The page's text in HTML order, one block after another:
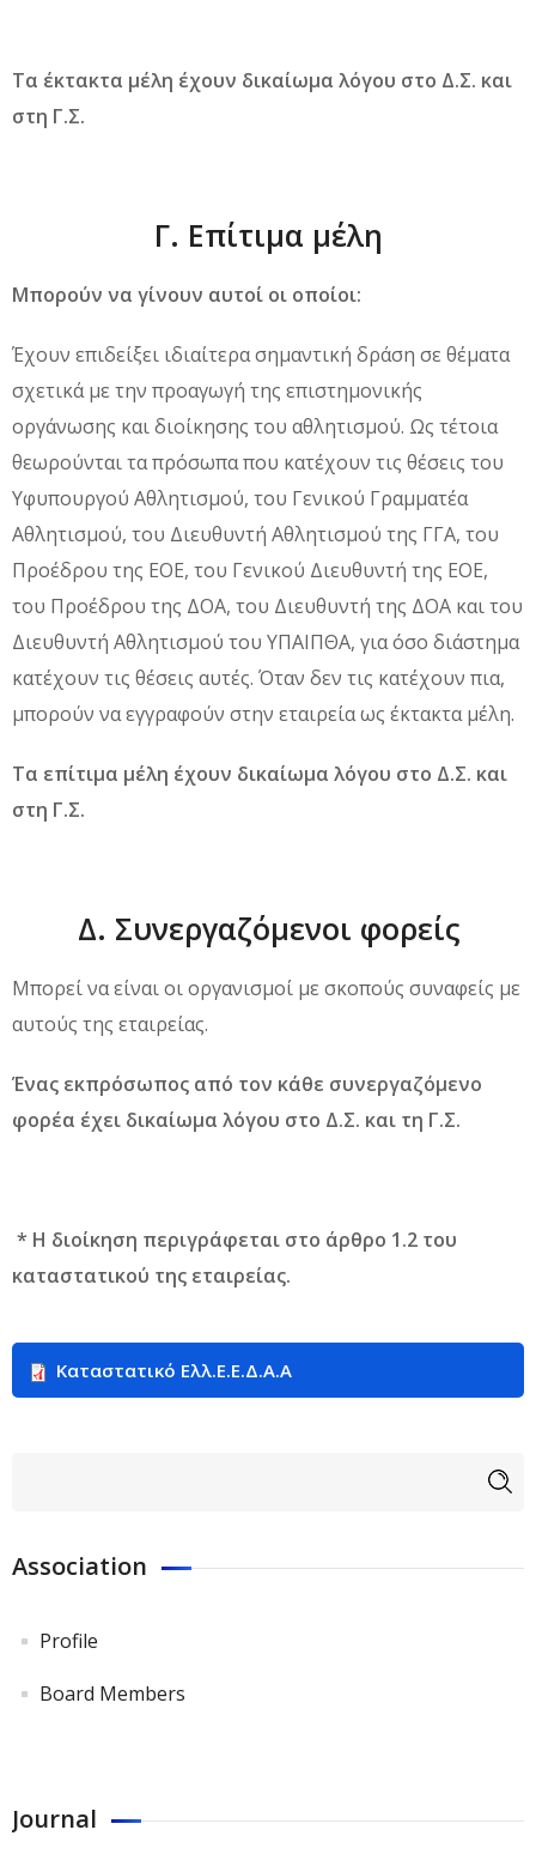
Τα έκτακτα μέλη έχουν δικαίωμα λόγου στο Δ.Σ. και
στη Γ.Σ.
Γ. Επίτιμα μέλη
Μπορούν να γίνουν αυτοί οι οποίοι:
Έχουν επιδείξει ιδιαίτερα σημαντική δράση σε θέματα
σχετικά με την προαγωγή της επιστημονικής
οργάνωσης και διοίκησης του αθλητισμού. Ως τέτοια
θεωρούνται τα πρόσωπα που κατέχουν τις θέσεις του
Υφυπουργού Αθλητισμού, του Γενικού Γραμματέα
Αθλητισμού, του Διευθυντή Αθλητισμού της ΓΓΑ, του
Προέδρου της ΕΟΕ, του Γενικού Διευθυντή της ΕΟΕ,
του Προέδρου της ΔΟΑ, του Διευθυντή της ΔΟΑ και του
Διευθυντή Αθλητισμού του ΥΠΑΙΠΘΑ, για όσο διάστημα
κατέχουν τις θέσεις αυτές. Όταν δεν τις κατέχουν πια,
μπορούν να εγγραφούν στην εταιρεία ως έκτακτα μέλη.
Τα επίτιμα μέλη έχουν δικαίωμα λόγου στο Δ.Σ. και
στη Γ.Σ.
Δ. Συνεργαζόμενοι φορείς
Μπορεί να είναι οι οργανισμοί με σκοπούς συναφείς με
αυτούς της εταιρείας.
Ένας εκπρόσωπος από τον κάθε συνεργαζόμενο
φορέα έχει δικαίωμα λόγου στο Δ.Σ. και τη Γ.Σ.
* Η διοίκηση περιγράφεται στο άρθρο 1.2 του
καταστατικού της εταιρείας.
Καταστατικό Ελλ.Ε.E.Δ.Α.A
Association
Profile
Board Members
Journal